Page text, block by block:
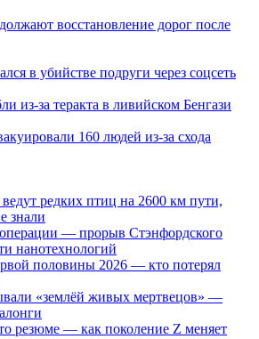
восстановление дорог после
в убийстве подруги через соцсеть
из-за теракта в ливийском Бенгази
160 людей из-за схода
редких птиц на 2600 км пути,
знали
операции — прорыв Стэнфордского
нанотехнологий
половины 2026 — кто потерял
«землёй живых мертвецов» —
резюме — как поколение Z меняет